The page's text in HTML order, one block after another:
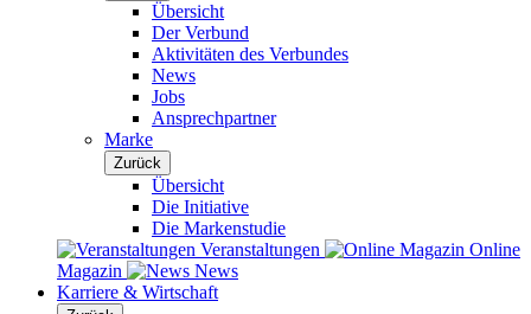
Übersicht
Der Verbund
Aktivitäten des Verbundes
News
Jobs
Ansprechpartner
Marke
Zurück
Übersicht
Die Initiative
Die Markenstudie
Veranstaltungen
Online
Magazin
News
Karriere & Wirtschaft